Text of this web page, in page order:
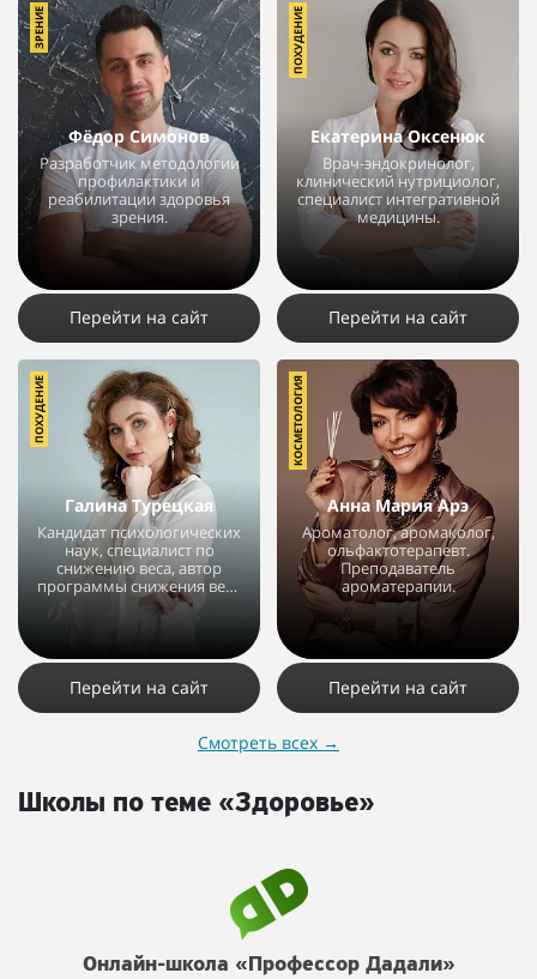
Фёдор Симонов
Разработчик методологии
профилактики и
реабилитации здоровья
зрения.
ЗРЕНИЕ
Перейти на сайт
Екатерина Оксенюк
Врач-эндокринолог,
клинический нутрициолог,
специалист интегративной
медицины.
ПОХУДЕНИЕ
Перейти на сайт
Галина Турецкая
Кандидат психологических
наук, специалист по
снижению веса, автор
программы снижения веса
без диет.
ПОХУДЕНИЕ
Перейти на сайт
Анна Мария Арэ
Ароматолог, аромаколог,
ольфактотерапевт.
Преподаватель
ароматерапии.
КОСМЕТОЛОГИЯ
Перейти на сайт
Смотреть всех →
Школы по теме «Здоровье»
Онлайн-школа «Профессор Дадали»